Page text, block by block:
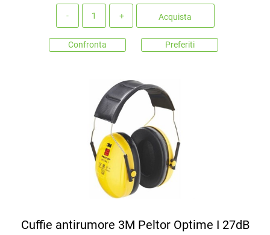
Acquista
Confronta Preferiti
Cuffie antirumore 3M Peltor Optime I 27dB